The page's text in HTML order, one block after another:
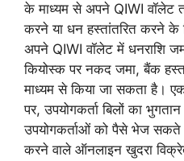
के माध्यम से अपने QIWI
करने या धन हस्तांतरित करने के
अपने QIWI वॉलेट में धनराशि
कियोस्क पर नकद जमा, बैंक
माध्यम से किया जा सकता है। एक
पर, उपयोगकर्ता बिलों का
उपयोगकर्ताओं को पैसे भेज सकते
करने वाले ऑनलाइन खुदरा